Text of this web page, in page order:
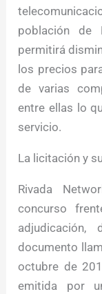
población de
permitirá
los precios
de varias
entre ellas lo
servicio.
La licitación y
Rivada
concurso
documento
octubre de
emitida por